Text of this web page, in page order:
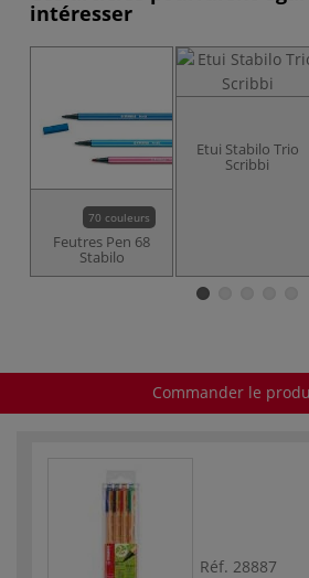
intéresser
70 couleurs
Feutres Pen 68
Stabilo
Etui Stabilo Trio
Scribbi
Commander le
Réf. 28887